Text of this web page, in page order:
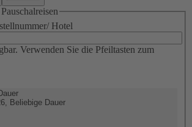
Hotel
Verwenden Sie die Pfeiltasten zum
Beliebige Dauer